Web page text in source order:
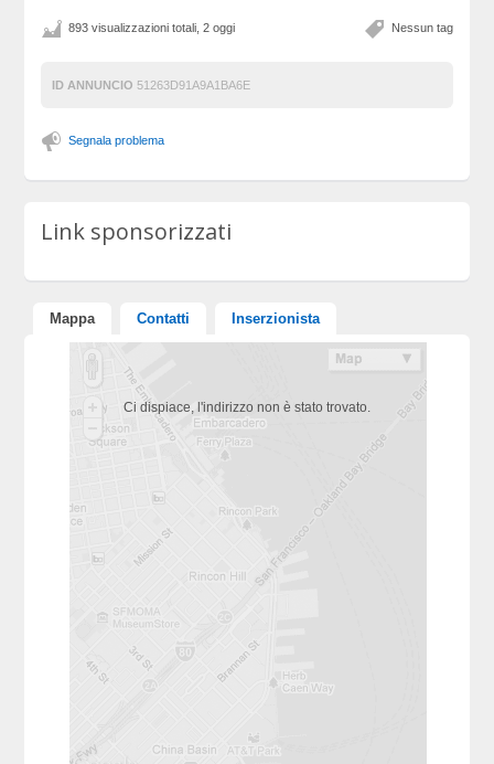
Nessun tag
893 visualizzazioni totali, 2 oggi
ID ANNUNCIO 51263D91A9A1BA6E
Segnala problema
Link sponsorizzati
Mappa Contatti Inserzionista
Ci dispiace, l'indirizzo non è stato trovato.